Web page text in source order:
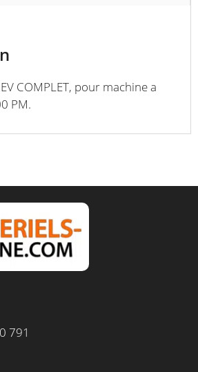
COMPLET, pour machine a
PM.
791